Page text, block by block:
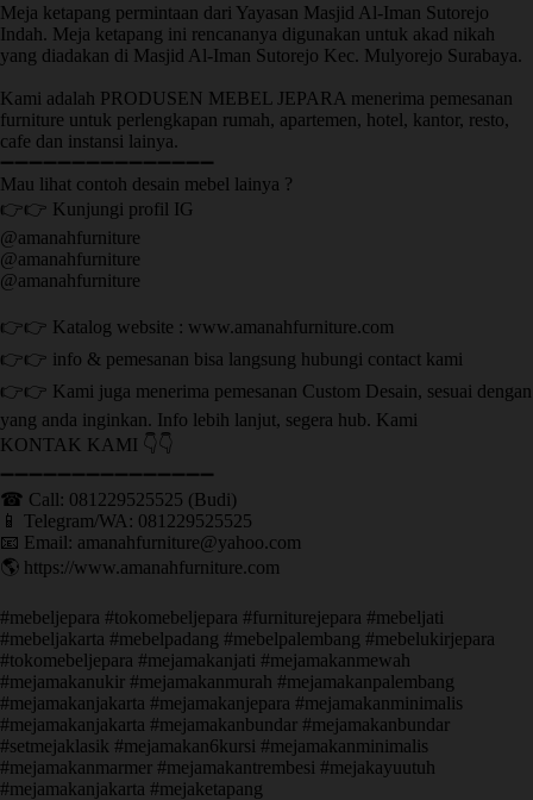
Meja ketapang permintaan dari Yayasan Masjid Al-Iman Sutorejo
Indah. Meja ketapang ini rencananya digunakan untuk akad nikah
yang diadakan di Masjid Al-Iman Sutorejo Kec. Mulyorejo Surabaya.
Kami adalah PRODUSEN MEBEL JEPARA menerima pemesanan
furniture untuk perlengkapan rumah, apartemen, hotel, kantor, resto,
cafe dan instansi lainya.
➖➖➖➖➖➖➖➖➖➖➖➖➖➖➖
Mau lihat contoh desain mebel lainya ?
👉👉 Kunjungi profil IG
@amanahfurniture
@amanahfurniture
@amanahfurniture
👉👉 Katalog website : www.amanahfurniture.com
👉👉 info & pemesanan bisa langsung hubungi contact kami
👉👉 Kami juga menerima pemesanan Custom Desain, sesuai dengan
yang anda inginkan. Info lebih lanjut, segera hub. Kami
KONTAK KAMI 👇👇
➖➖➖➖➖➖➖➖➖➖➖➖➖➖➖ ㅤ
☎ Call: 081229525525 (Budi)
📱 Telegram/WA: 081229525525
📧 Email: amanahfurniture@yahoo.com
🌎 https://www.amanahfurniture.com
#mebeljepara #tokomebeljepara #furniturejepara #mebeljati
#mebeljakarta #mebelpadang #mebelpalembang #mebelukirjepara
#tokomebeljepara #mejamakanjati #mejamakanmewah
#mejamakanukir #mejamakanmurah #mejamakanpalembang
#mejamakanjakarta #mejamakanjepara #mejamakanminimalis
#mejamakanjakarta #mejamakanbundar #mejamakanbundar
#setmejaklasik #mejamakan6kursi #mejamakanminimalis
#mejamakanmarmer #mejamakantrembesi #mejakayuutuh
#mejamakanjakarta #mejaketapang